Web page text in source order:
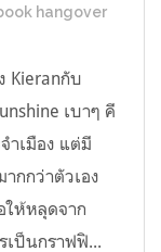
hangover
Kieranกับ
เบาๆ คี
ำเมือง แต่มี
กกว่าตัวเอง
ให้หลุดจาก
ป็นกราฟฟิ...